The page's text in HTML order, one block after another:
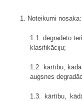
1. Noteikumi nosaka:
1.1. degradēto
klasifikāciju;
1.2. kārtību,
augsnes
1.3. kārtību,